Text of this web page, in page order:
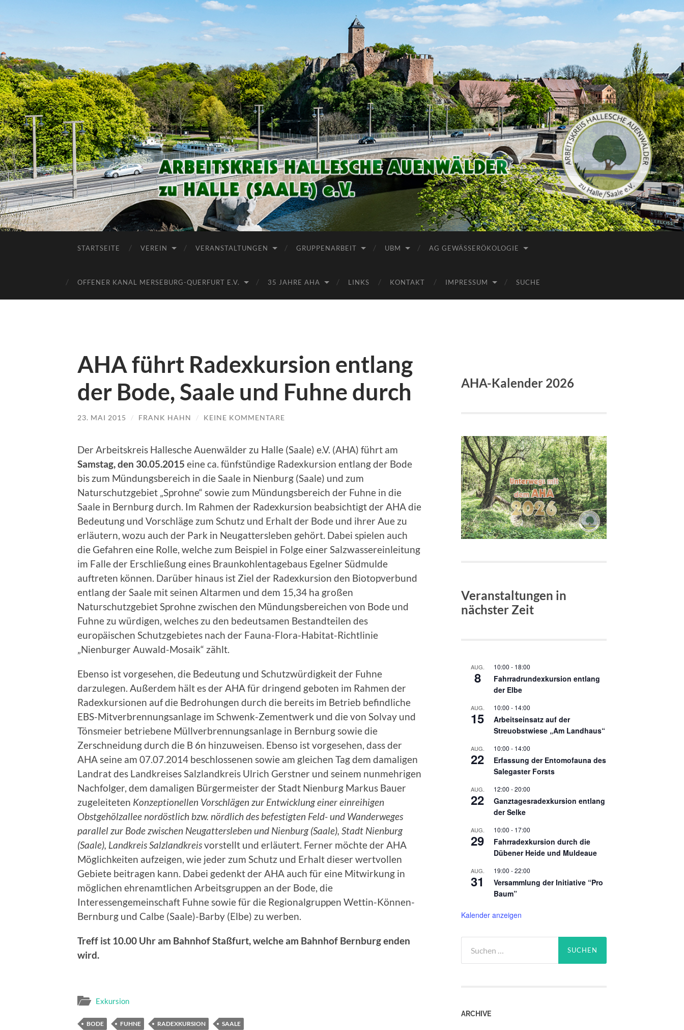
Arbeitskreis
Hallesche
Auenwälder
zu
Halle
e.V.
STARTSEITE VEREIN VERANSTALTUNGEN GRUPPENARBEIT UBM AG GEWÄSSERÖKOLOGIE
OFFENER KANAL MERSEBURG-QUERFURT E.V. 35 JAHRE AHA LINKS KONTAKT IMPRESSUM SUCHE
AHA führt Radexkursion entlang
der Bode, Saale und Fuhne durch
23. MAI 2015 / FRANK HAHN / KEINE KOMMENTARE
Der Arbeitskreis Hallesche Auenwälder zu Halle (Saale) e.V. (AHA) führt am
Samstag, den 30.05.2015 eine ca. fünfstündige Radexkursion entlang der Bode
bis zum Mündungsbereich in die Saale in Nienburg (Saale) und zum
Naturschutzgebiet „Sprohne“ sowie zum Mündungsbereich der Fuhne in die
Saale in Bernburg durch. Im Rahmen der Radexkursion beabsichtigt der AHA die
Bedeutung und Vorschläge zum Schutz und Erhalt der Bode und ihrer Aue zu
erläutern, wozu auch der Park in Neugattersleben gehört. Dabei spielen auch
die Gefahren eine Rolle, welche zum Beispiel in Folge einer Salzwassereinleitung
im Falle der Erschließung eines Braunkohlentagebaus Egelner Südmulde
auftreten können. Darüber hinaus ist Ziel der Radexkursion den Biotopverbund
entlang der Saale mit seinen Altarmen und dem 15,34 ha großen
Naturschutzgebiet Sprohne zwischen den Mündungsbereichen von Bode und
Fuhne zu würdigen, welches zu den bedeutsamen Bestandteilen des
europäischen Schutzgebietes nach der Fauna-Flora-Habitat-Richtlinie
„Nienburger Auwald-Mosaik“ zählt.
Ebenso ist vorgesehen, die Bedeutung und Schutzwürdigkeit der Fuhne
darzulegen. Außerdem hält es der AHA für dringend geboten im Rahmen der
Radexkursionen auf die Bedrohungen durch die bereits im Betrieb befindliche
EBS-Mitverbrennungsanlage im Schwenk-Zementwerk und die von Solvay und
Tönsmeier betriebene Müllverbrennungsanlage in Bernburg sowie die
Zerschneidung durch die B 6n hinzuweisen. Ebenso ist vorgesehen, dass der
AHA seine am 07.07.2014 beschlossenen sowie am gleichen Tag dem damaligen
Landrat des Landkreises Salzlandkreis Ulrich Gerstner und seinem nunmehrigen
Nachfolger, dem damaligen Bürgermeister der Stadt Nienburg Markus Bauer
zugeleiteten Konzeptionellen Vorschlägen zur Entwicklung einer einreihigen
Obstgehölzallee nordöstlich bzw. nördlich des befestigten Feld- und Wanderweges
parallel zur Bode zwischen Neugattersleben und Nienburg (Saale), Stadt Nienburg
(Saale), Landkreis Salzlandkreisvorstellt und erläutert. Ferner möchte der AHA
Möglichkeiten aufzeigen, wie jeder zum Schutz und Erhalt dieser wertvollen
Gebiete beitragen kann. Dabei gedenkt der AHA auch für eine Mitwirkung in
möglichen ehrenamtlichen Arbeitsgruppen an der Bode, die
Interessengemeinschaft Fuhne sowie für die Regionalgruppen Wettin-Können-
Bernburg und Calbe (Saale)-Barby (Elbe) zu werben.
Treff ist 10.00 Uhr am Bahnhof Staßfurt, welche am Bahnhof Bernburg enden
wird.
Exkursion
BODE FUHNE RADEXKURSION SAALE
AHA-Kalender 2026
Veranstaltungen in
nächster Zeit
AUG.
8
10:00 - 18:00
Fahrradrundexkursion entlang
der Elbe
AUG.
15
10:00 - 14:00
Arbeitseinsatz auf der
Streuobstwiese „Am Landhaus“
AUG.
22
10:00 - 14:00
Erfassung der Entomofauna des
Salegaster Forsts
AUG.
22
12:00 -20:00
Ganztagesradexkursion entlang
der Selke
AUG.
29
10:00 - 17:00
Fahrradexkursion durch die
Dübener Heide und Muldeaue
AUG.
31
19:00 -22:00
Versammlung der Initiative “Pro
Baum”
Kalender anzeigen
nach:
ARCHIVE